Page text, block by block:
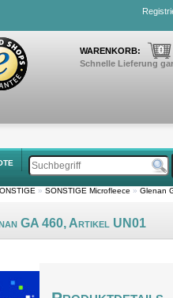
WARENKORB: 0
Schnelle Lieferung
» SONSTIGE Microfleece » Glenan
GA 460, Artikel UN01